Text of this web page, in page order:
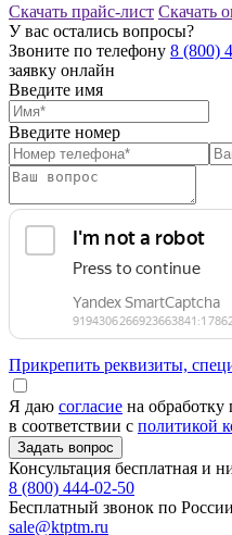
Скачать прайс-лист Скачать
У вас остались вопросы?
Звоните по телефону 8 (800)
заявку онлайн
Введите имя
Введите номер
Прикрепить реквизиты,
Я даю согласие на
в соответствии с политикой
Консультация бесплатная и
8 (800) 444-02-50
Бесплатный звонок по России
sale@ktptm.ru